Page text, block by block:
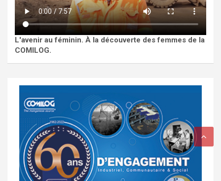
L'avenir au féminin. À la découverte des femmes de la
COMILOG.